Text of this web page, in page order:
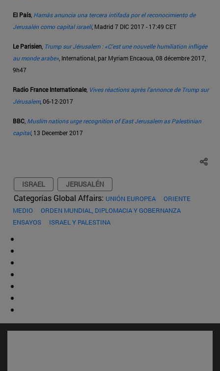
El País, Hamás anuncia una tercera intifada por el reconocimiento de
Jerusalén como capital israelí, Madrid 7 DIC 2017 - 17:49 CET
Le Parisien, Trump sur Jérusalem : «C'est une nouvelle humiliation infligée
au monde arabe», International, par Myriam Encaoua, 08 décembre 2017,
9h47
Radio France Internationale, Vives réactions après l'annonce de Trump sur
Jérusalem, 06-12-2017
BBC, Muslim nations urge recognition of East Jerusalem as Palestinian
capital, 13 December 2017
ISRAEL JERUSALÉN
Categorías Global Affairs: UNIÓN EUROPEA
ORIENTE
MEDIO
ORDEN MUNDIAL, DIPLOMACIA Y GOBERNANZA
ENSAYOS
ISRAEL Y PALESTINA